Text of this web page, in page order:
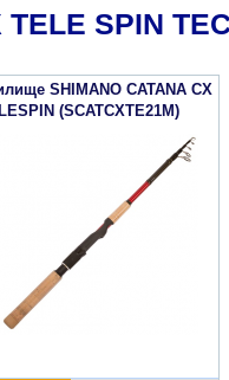
TELE SPIN
SHIMANO CATANA CX
(SCATCXTE21M)